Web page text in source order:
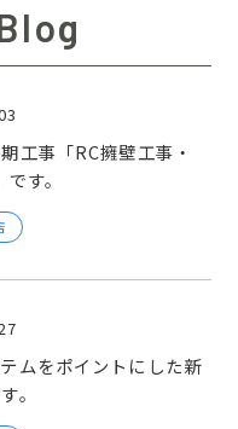
工事「RC擁壁工事・
す。
ムをポイントにした新
。